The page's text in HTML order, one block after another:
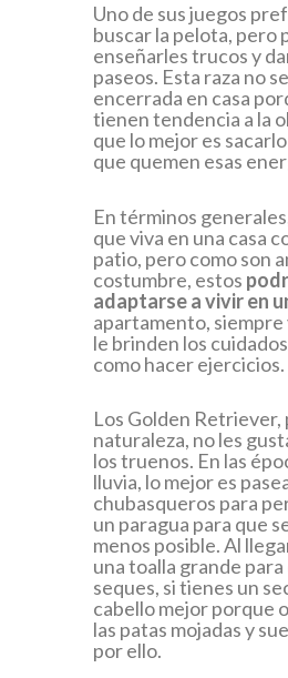
Uno de sus juegos
buscar la pelota, pero
enseñarles trucos y
paseos. Esta raza no
encerrada en casa
tienen tendencia a la
que lo mejor es
que quemen esas
En términos
que viva en una casa
patio, pero como son
costumbre, estos
adaptarse a vivir en
apartamento, siempre
le brinden los
como hacer ejercicios.
Los Golden Retriever,
naturaleza, no les
los truenos. En las
lluvia, lo mejor es
chubasqueros para
un paragua para que
menos posible. Al
una toalla grande para
seques, si tienes un
cabello mejor porque
las patas mojadas y
por ello.